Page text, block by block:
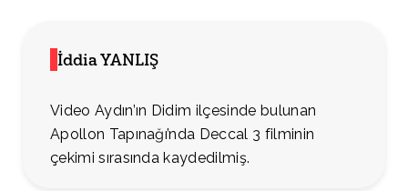
İddia YANLIŞ
Video Aydın’ın Didim ilçesinde bulunan
Apollon Tapınağı’nda Deccal 3 filminin
çekimi sırasında kaydedilmiş.